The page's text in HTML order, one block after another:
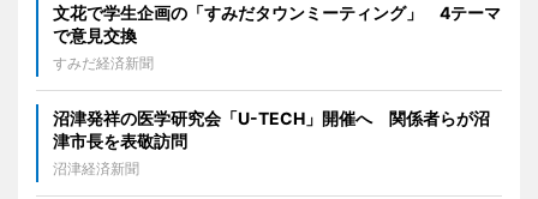
文花で学生企画の「すみだタウンミーティング」 4テーマ
で意見交換
すみだ経済新聞
沼津発祥の医学研究会「U-TECH」開催へ 関係者らが沼
津市長を表敬訪問
沼津経済新聞